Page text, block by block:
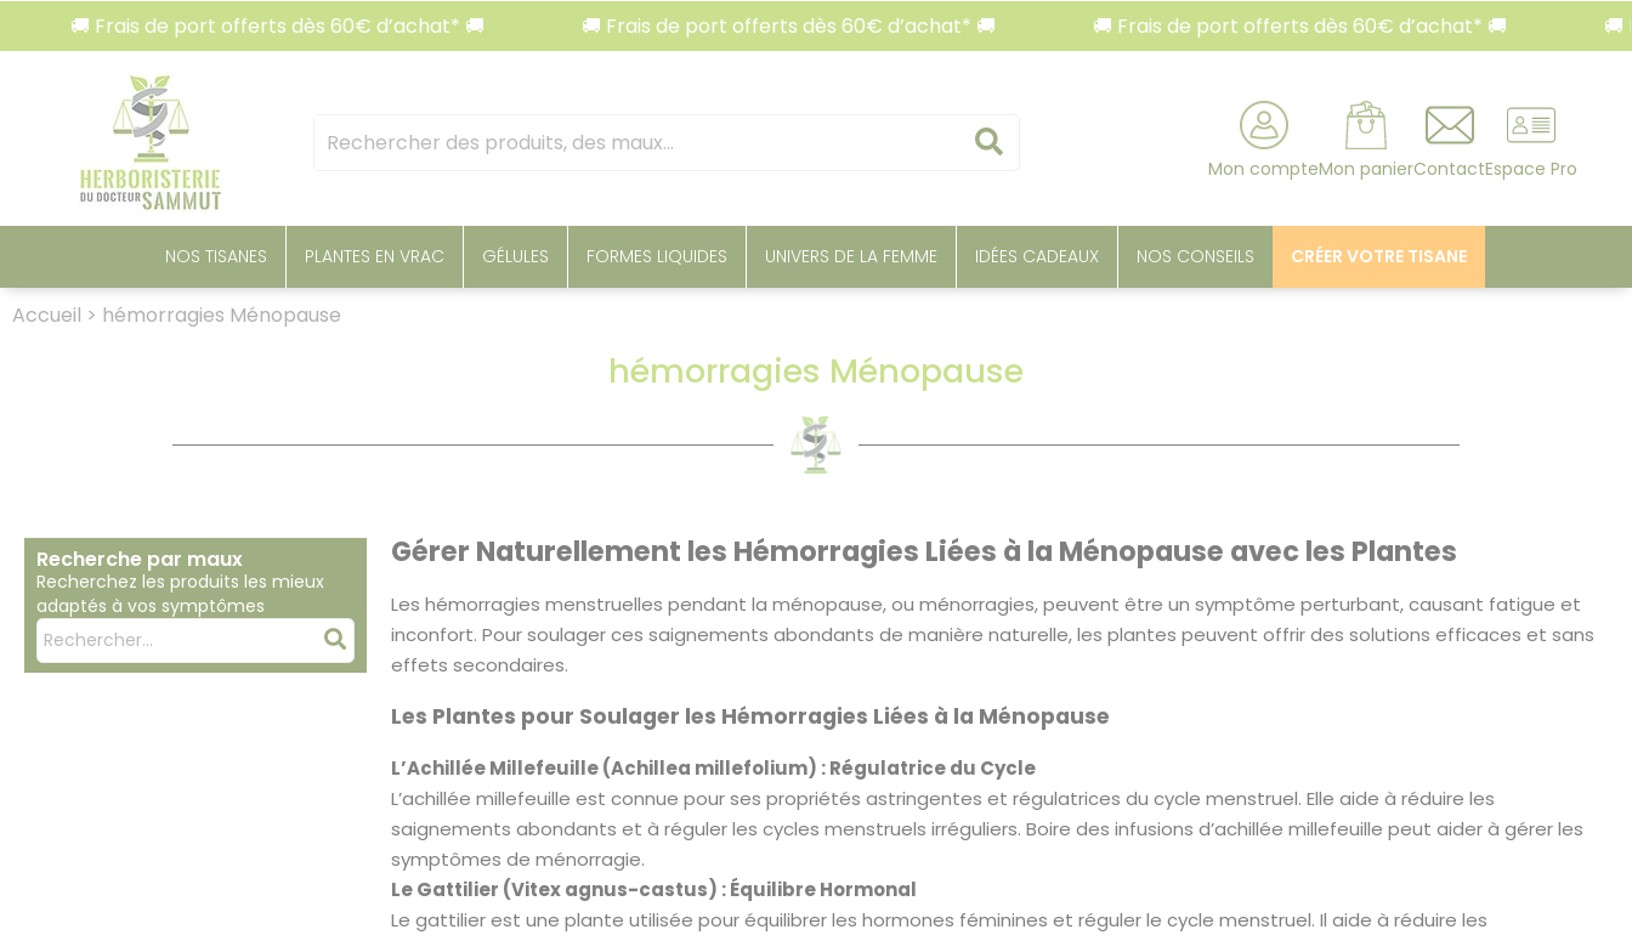
🚚 Frais de port offerts dès 60€ d’achat* 🚚 🚚 Frais de port offerts dès 60€ d’achat* 🚚 🚚 Frais de port offerts dès 60€ d’achat* 🚚 🚚
Mots
clés
Mon compteMon panierContactEspace Pro
NOS TISANES PLANTES EN VRAC GÉLULES FORMES LIQUIDES UNIVERS DE LA FEMME IDÉES CADEAUX NOS CONSEILS CRÉER VOTRE TISANE
Accueil > hémorragies Ménopause
hémorragies Ménopause
Recherche par maux
Recherchez les produits les mieux
adaptés à vos symptômes
Mots
clés
Rechercher
Gérer Naturellement les Hémorragies Liées à la Ménopause avec les Plantes
Les hémorragies menstruelles pendant la ménopause, ou ménorragies, peuvent être un symptôme perturbant, causant fatigue et
inconfort. Pour soulager ces saignements abondants de manière naturelle, les plantes peuvent offrir des solutions efficaces et sans
effets secondaires.
Les Plantes pour Soulager les Hémorragies Liées à la Ménopause
L’Achillée Millefeuille (Achillea millefolium) : Régulatrice du Cycle
L’achillée millefeuille est connue pour ses propriétés astringentes et régulatrices du cycle menstruel. Elle aide à réduire les
saignements abondants et à réguler les cycles menstruels irréguliers. Boire des infusions d’achillée millefeuille peut aider à gérer les
symptômes de ménorragie.
Le Gattilier (Vitex agnus-castus) : Équilibre Hormonal
Le gattilier est une plante utilisée pour équilibrer les hormones féminines et réguler le cycle menstruel. Il aide à réduire les
Panneau de gestion des cookies